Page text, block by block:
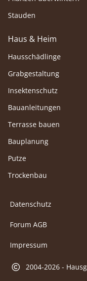
Stauden
Haus & Heim
Hausschädlinge
Grabgestaltung
Insektenschutz
Bauanleitungen
Terrasse bauen
Bauplanung
Putze
Trockenbau
Datenschutz
Forum AGB
Impressum
2004-2026 -